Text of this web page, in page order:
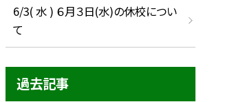
6/3( 水 ) ６月３日(水)の休校につい
て
過去記事